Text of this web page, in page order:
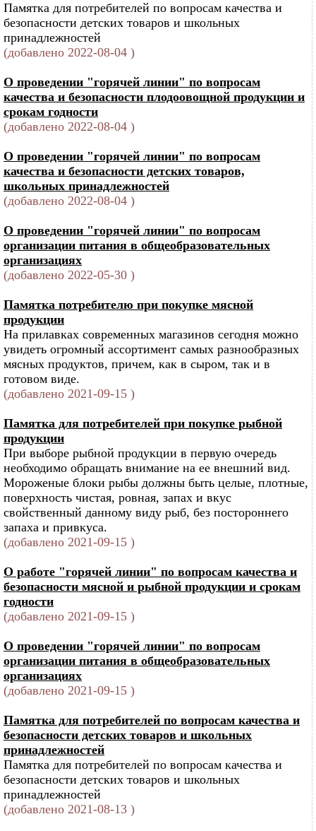
Памятка для потребителей по вопросам качества и
безопасности детских товаров и школьных
принадлежностей
(добавлено 2022-08-04 )
О проведении "горячей линии" по вопросам
качества и безопасности плодоовощной продукции и
срокам годности
(добавлено 2022-08-04 )
О проведении "горячей линии" по вопросам
качества и безопасности детских товаров,
школьных принадлежностей
(добавлено 2022-08-04 )
О проведении "горячей линии" по вопросам
организации питания в общеобразовательных
организациях
(добавлено 2022-05-30 )
Памятка потребителю при покупке мясной
продукции
На прилавках современных магазинов сегодня можно
увидеть огромный ассортимент самых разнообразных
мясных продуктов, причем, как в сыром, так и в
готовом виде.
(добавлено 2021-09-15 )
Памятка для потребителей при покупке рыбной
продукции
При выборе рыбной продукции в первую очередь
необходимо обращать внимание на ее внешний вид.
Мороженые блоки рыбы должны быть целые, плотные,
поверхность чистая, ровная, запах и вкус
свойственный данному виду рыб, без постороннего
запаха и привкуса.
(добавлено 2021-09-15 )
О работе "горячей линии" по вопросам качества и
безопасности мясной и рыбной продукции и срокам
годности
(добавлено 2021-09-15 )
О проведении "горячей линии" по вопросам
организации питания в общеобразовательных
организациях
(добавлено 2021-09-15 )
Памятка для потребителей по вопросам качества и
безопасности детских товаров и школьных
принадлежностей
Памятка для потребителей по вопросам качества и
безопасности детских товаров и школьных
принадлежностей
(добавлено 2021-08-13 )